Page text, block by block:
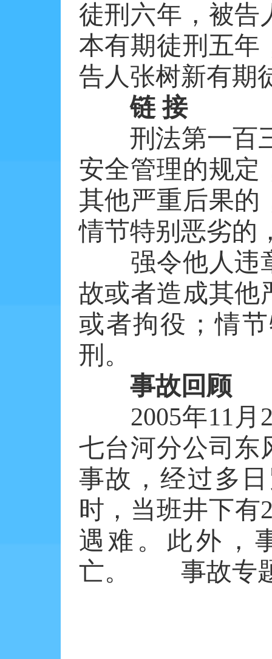
徒刑六年，被告
本有期徒刑五年
告人张树新有期
链 接
刑法第一百三
安全管理的规定
其他严重后果的
情节特别恶劣的
强令他人违章
故或者造成其他
或者拘役；情
刑。
事故回顾
2005年11月
七台河分公司东
事故，经过多
时，当班井下有
遇难。此外，
亡。 事故专